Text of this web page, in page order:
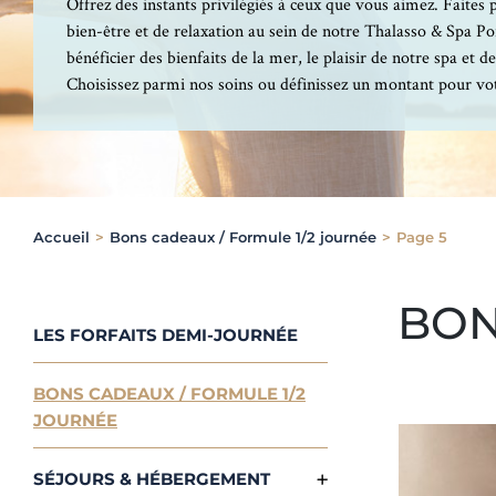
bien-être et de relaxation au sein de notre Thalasso & Spa
bénéficier des bienfaits de la mer, le plaisir de notre spa et
Choisissez parmi nos soins ou définissez un montant pour
Accueil > Bons cadeaux / Formule 1/2 journée > Page 5
LES FORFAITS DEMI-JOURNÉE
BONS CADEAUX / FORMULE 1/2
JOURNÉE
SÉJOURS & HÉBERGEMENT